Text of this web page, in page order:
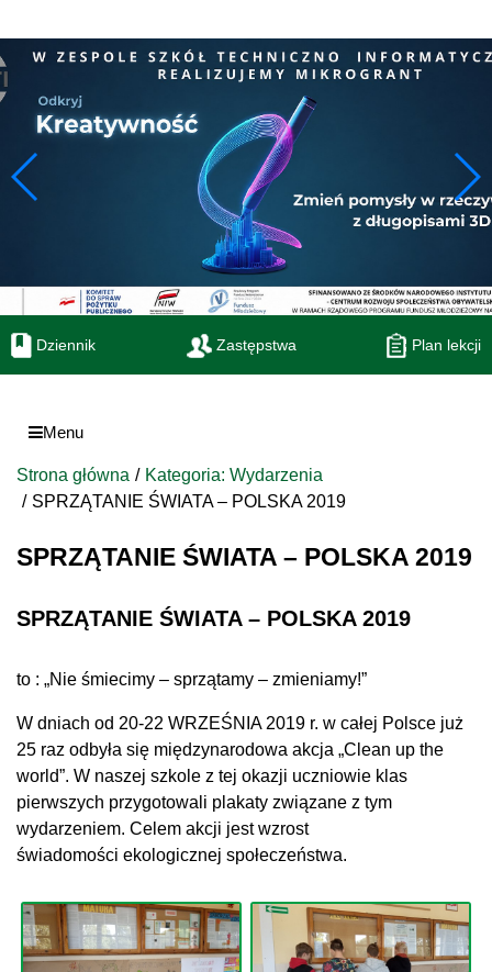
Dziennik Zastępstwa Plan lekcji
Menu
Strona główna
Kategoria: Wydarzenia
SPRZĄTANIE ŚWIATA – POLSKA 2019
SPRZĄTANIE ŚWIATA – POLSKA 2019
SPRZĄTANIE ŚWIATA – POLSKA 2019
to : „Nie śmiecimy – sprzątamy – zmieniamy!”
W dniach od 20-22 WRZEŚNIA 2019 r. w całej Polsce już
25 raz odbyła się międzynarodowa akcja „Clean up the
world”. W naszej szkole z tej okazji uczniowie klas
pierwszych przygotowali plakaty związane z tym
wydarzeniem. Celem akcji jest wzrost
świadomości ekologicznej społeczeństwa.